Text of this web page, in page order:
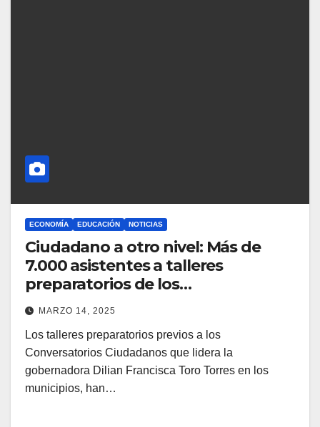
ECONOMÍA EDUCACIÓN NOTICIAS
Ciudadano a otro nivel: Más de
7.000 asistentes a talleres
preparatorios de los
Conversatorios Ciudadanos
MARZO 14, 2025
Los talleres preparatorios previos a los
Conversatorios Ciudadanos que lidera la
gobernadora Dilian Francisca Toro Torres en los
municipios, han…